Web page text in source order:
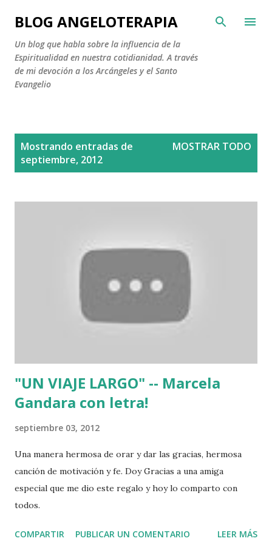
Ir al contenido principal
BLOG ANGELOTERAPIA
Un blog que habla sobre la influencia de la
Espiritualidad en nuestra cotidianidad. A través
de mi devoción a los Arcángeles y el Santo
Evangelio
Mostrando entradas de
septiembre, 2012
MOSTRAR TODO
"UN VIAJE LARGO" -- Marcela
Gandara con letra!
septiembre 03, 2012
Una manera hermosa de orar y dar las gracias, hermosa
canción de motivación y fe. Doy Gracias a una amiga
especial que me dio este regalo y hoy lo comparto con
todos.
COMPARTIR PUBLICAR UN COMENTARIO LEER MÁS